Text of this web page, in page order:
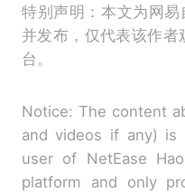
特别声明：本文为网易
并发布，仅代表该作
台。
Notice: The content
and videos if any) is
user of NetEase
platform and only